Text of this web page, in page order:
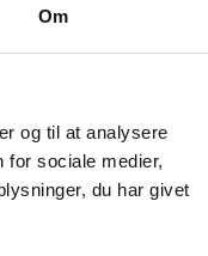
Om
og til at analysere
for sociale medier,
du har givet
Flexiboxx
stående
Kr. 543,75